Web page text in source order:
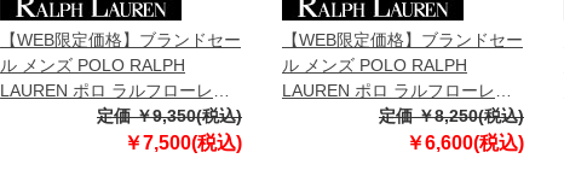
【WEB限定価格】ブランドセー
ル メンズ POLO RALPH
LAUREN ポロ ラルフローレン
ビッグポニー ロゴ キャップ 帽
子 USA直輸入 710673584
定価 ￥9,350(税込)
￥7,500(税込)
【WEB限定価格】ブランドセー
ル メンズ POLO RALPH
LAUREN ポロ ラルフローレン
ロゴ キャップ 帽子 USA直輸入
定価 ￥8,250(税込)
￥6,600(税込)